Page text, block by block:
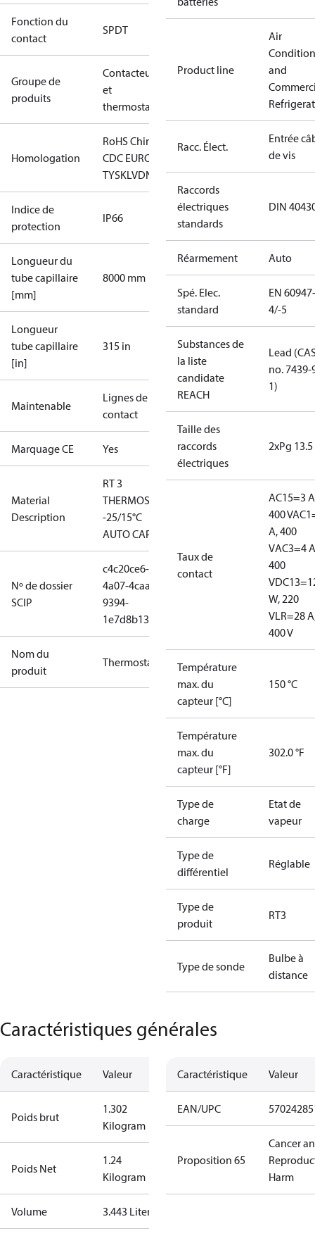
Fonction du
contact
SPDT
Groupe de
produits
Contacteurs
et
thermostats
Homologation
RoHS Chine CE EACGL
LLC
CDC EURO-
TYSKLVDNKK RMRSRoHSTYSK
Indice de
protection
IP66
Longueur du
tube capillaire
[mm]
8000 mm
Longueur
tube capillaire
[in]
315 in
Maintenable
Lignes de
contact
Marquage CE Yes
Material
Description
RT 3
THERMOSTAT
-25/15°C
AUTO CAP8M
Nº de dossier
SCIP
c4c20ce6-
4a07-4caa-
9394-
1e7d8b13ffec
Nom du
produit
Thermostat
Product line
Air
and
Racc. Élect.
Entrée
de vis
Raccords
électriques
standards
DIN
Réarmement Auto
Spé. Elec.
standard
EN 60947-
4/-5
Substances de
la liste
candidate
REACH
Lead
no. 7439-
1)
Taille des
raccords
électriques
2xPg 13.5
Taux de
contact
AC15=3
400 V
A, 400
VAC3=4
400
V
W, 220
VLR=28
400 V
Température
max. du
capteur [°C]
150 °C
Température
max. du
capteur [°F]
302.0 °F
Type de
charge
Etat de
vapeur
Type de
différentiel
Réglable
Type de
produit
RT3
Type de sonde
Bulbe à
distance
Caractéristiques générales
Caractéristique Valeur
Poids brut
1.302
Kilogram
Poids Net
1.24
Kilogram
Volume 3.443 Liter
Caractéristique Valeur
EAN/UPC
Proposition 65
Cancer
Harm